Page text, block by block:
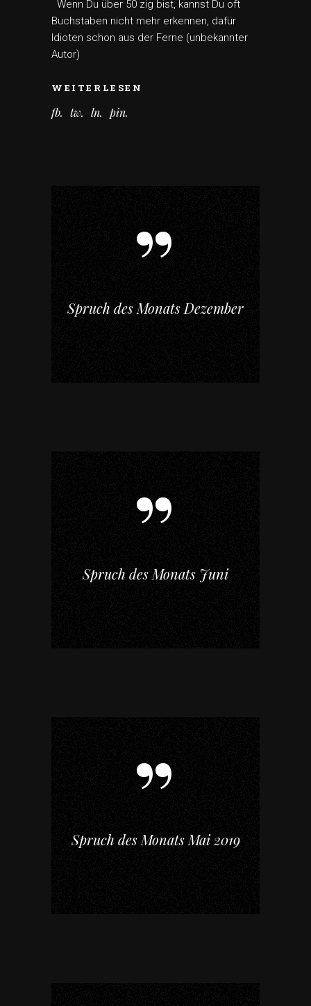
Wenn Du über 50 zig bist, kannst Du oft
Buchstaben nicht mehr erkennen, dafür
Idioten schon aus der Ferne (unbekannter
Autor)
WEITERLESEN
fb tw ln pin
Spruch des Monats Dezember
Spruch des Monats Juni
Spruch des Monats Mai 2019